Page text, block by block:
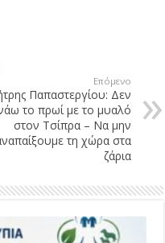
Επόμενο
Παπαστεργίου: Δεν
το πρωί με το μυαλό
στον Τσίπρα – Να μην
τη χώρα στα
ζάρια